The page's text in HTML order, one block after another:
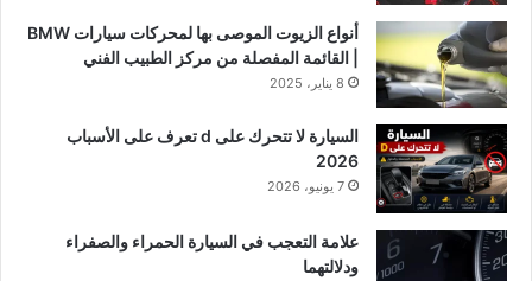
أنواع الزيوت الموصى بها لمحركات سيارات BMW
| القائمة المفصلة من مركز الطبيب الفني
8 يناير، 2025
السيارة لا تتحرك على d تعرف على الأسباب
2026
7 يونيو، 2026
علامة التعجب في السيارة الحمراء والصفراء
ودلالتهما